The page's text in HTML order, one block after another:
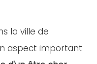
la ville de
aspect important